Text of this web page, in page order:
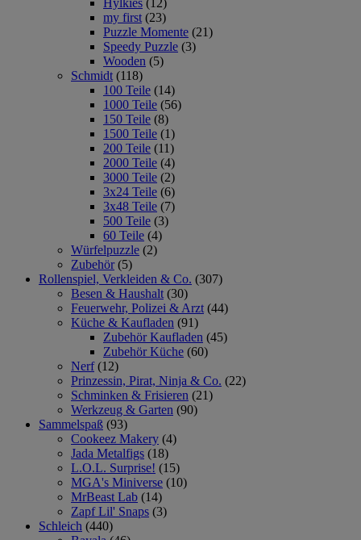
my first (23)
Puzzle Momente (21)
Speedy Puzzle (3)
Wooden (5)
Schmidt (118)
100 Teile (14)
1000 Teile (56)
150 Teile (8)
1500 Teile (1)
200 Teile (11)
2000 Teile (4)
3000 Teile (2)
3x24 Teile (6)
3x48 Teile (7)
500 Teile (3)
60 Teile (4)
Würfelpuzzle (2)
Zubehör (5)
Rollenspiel, Verkleiden & Co. (307)
Besen & Haushalt (30)
Feuerwehr, Polizei & Arzt (44)
Küche & Kaufladen (91)
Zubehör Kaufladen (45)
Zubehör Küche (60)
Nerf (12)
Prinzessin, Pirat, Ninja & Co. (22)
Schminken & Frisieren (21)
Werkzeug & Garten (90)
Sammelspaß (93)
Cookeez Makery (4)
Jada Metalfigs (18)
L.O.L. Surprise! (15)
MGA's Miniverse (10)
MrBeast Lab (14)
Zapf Lil' Snaps (3)
Schleich (440)